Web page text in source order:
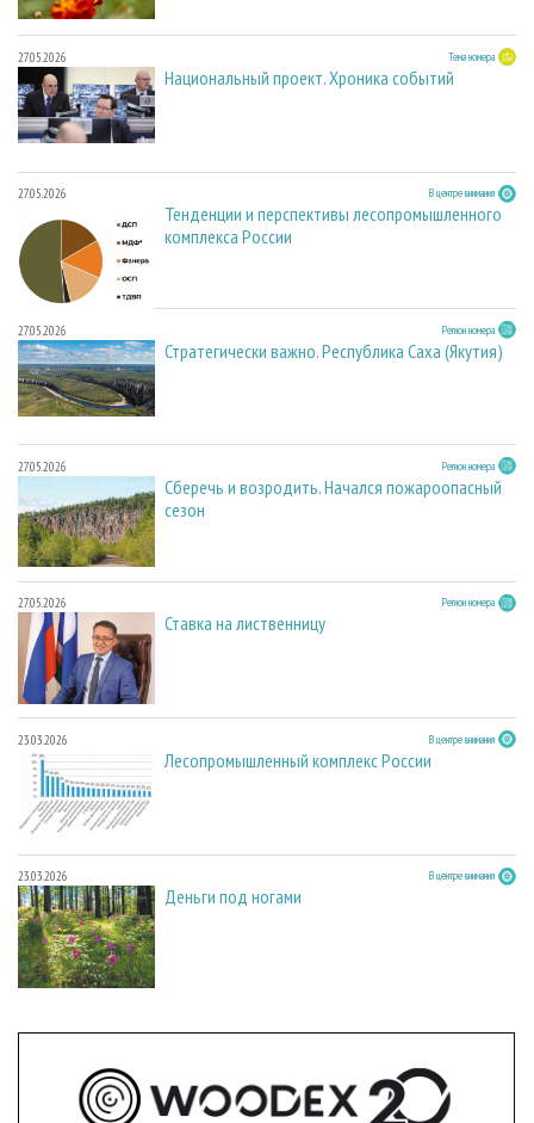
27.05.2026 Тема номера
Национальный проект. Хроника событий
27.05.2026 В центре внимания
Тенденции и перспективы лесопромышленного
комплекса России
27.05.2026 Регион номера
Стратегически важно. Республика Саха (Якутия)
27.05.2026 Регион номера
Сберечь и возродить. Начался пожароопасный
сезон
27.05.2026 Регион номера
Ставка на лиственницу
23.03.2026 В центре внимания
Лесопромышленный комплекс России
23.03.2026 В центре внимания
Деньги под ногами